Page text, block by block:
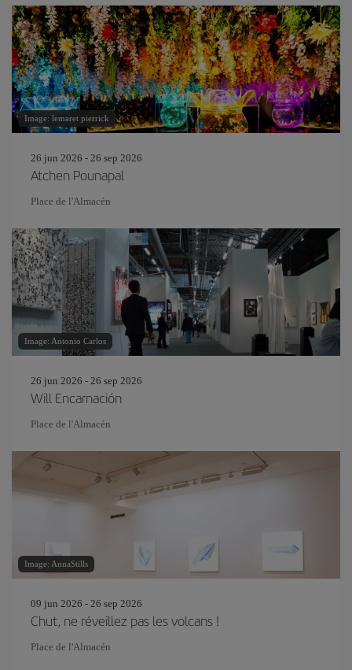
Image: lemaret pierrick
26 jun 2026 - 26 sep 2026
Atchen Pounapal
Place de l'Almacén
Image: Antonio Carlos
26 jun 2026 - 26 sep 2026
Will Encarnación
Place de l'Almacén
Image: AnnaStills
09 jun 2026 - 26 sep 2026
Chut, ne réveillez pas les volcans !
Place de l'Almacén